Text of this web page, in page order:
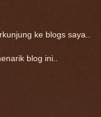
ke blogs saya..
blog ini..